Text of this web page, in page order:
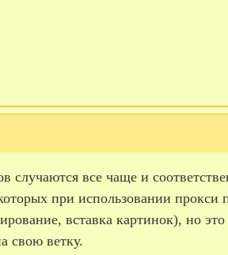
все чаще и
при использовании прокси
вставка картинок), но это
свою ветку.